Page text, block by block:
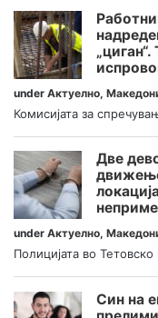
under Актуелно,
Комисијата за
Две
under Актуелно,
Полицијата во
Син на